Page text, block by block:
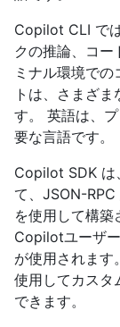
Copilot CLI で
クの推論、コー
ミナル環境で
トは、さまざ
す。 英語は、
要な言語です。
Copilot SDK は
て、JSON-
を使用して構築
Copilotユーザ
が使用されます
使用してカスタ
できます。